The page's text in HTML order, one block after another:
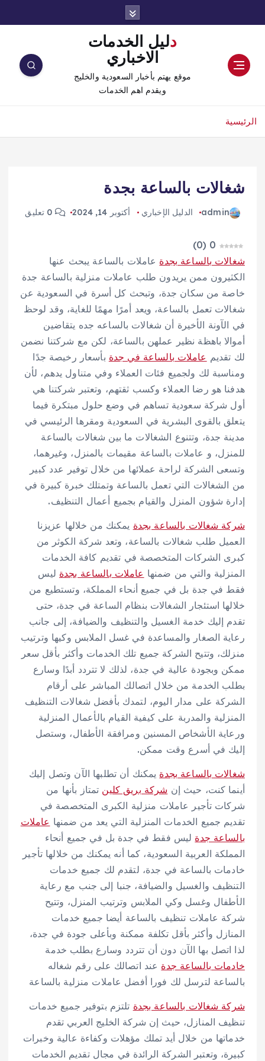
دليل الخدمات
الاخباري
موقع يهتم بأخبار السعودية والخليج
ويقدم اهم الخدمات
الرئيسية
شغالات بالساعة بجدة
admin الدليل الإخباري أكتوبر 14, 2024
0
(
0
)
شغالات بالساعة بجدة عاملات بالساعة يبحث عنها
الكثيرون ممن يريدون طلب عاملات منزلية بالساعة جدة
خاصة من سكان جدة، وتبحث كل أسرة في السعودية عن
شغالات تعمل بالساعة، ويعد أمرًا مهمًا للغاية، وقد لوحظ
في الآونة الأخيرة أن شغالات بالساعه جده يتقاضين
أموالا باهظة نظير عملهن بالساعة، لكن مع شركتنا نضمن
لك تقديم عاملات بالساعة في جدة بأسعار رخيصة جدًا
ومناسبة لك ولجميع فئات العملاء وفي متناول يدهم، لأن
هدفنا هو رضا العملاء وكسب ثقتهم، وتعتبر شركتنا هي
أول شركة سعودية تساهم في وضع حلول مبتكرة فيما
يتعلق بالقوى البشرية في السعودية ومقرها الرئيسي في
مدينة جدة، وتتنوع الشغالات ما بين شغالات بالساعة
للمنزل، و عاملات بالساعة مقيمات بالمنزل، وغيرهما،
وتسعى الشركة لراحة عملائها من خلال توفير عدد كبير
من الشغالات التي تعمل بالساعة وتمتلك خبرة كبيرة في
إدارة شؤون المنزل والقيام بجميع أعمال التنظيف.
شركة شغالات بالساعة بجدة يمكنك من خلالها عزيزنا
العميل طلب شغالات بالساعة، وتعد شركة الكوثر من
كبرى الشركات المتخصصة في تقديم كافة الخدمات
المنزلية والتي من ضمنها عاملات بالساعة بجدة ليس
فقط في جدة بل في جميع أنحاء المملكة، وتستطيع من
خلالها استئجار الشغالات بنظام الساعة في جدة، حتى
تقدم إليك خدمة الغسيل والتنظيف والضيافة، إلى جانب
رعاية الصغار والمساعدة في غسل الملابس وكيها وترتيب
منزلك، وتتيح الشركة جميع تلك الخدمات وأكثر بأقل سعر
ممكن وبجودة عالية في جدة، لذلك لا تتردد أبدًا وسارع
بطلب الخدمة من خلال اتصالك المباشر على أرقام
الشركة على مدار اليوم، لتمدك بأفضل شغالات التنظيف
المنزلية والمدربة على كيفية القيام بالأعمال المنزلية
ورعاية الأشخاص المسنين ومرافقة الأطفال، وستصل
إليك في أسرع وقت ممكن.
شغالات بالساعة بجدة يمكنك أن تطلبها الآن وتصل إليك
أينما كنت، حيث إن شركة بريق كلين تمتاز بأنها من
شركات تأجير عاملات منزلية الكبرى المتخصصة في
تقديم جميع الخدمات المنزلية التي يعد من ضمنها عاملات
بالساعة جدة ليس فقط في جدة بل في جميع أنحاء
المملكة العربية السعودية، كما أنه يمكنك من خلالها تأجير
خادمات بالساعة في جدة، لتقدم لك جميع خدمات
التنظيف والغسيل والضيافة، جنبا إلى جنب مع رعاية
الأطفال وغسل وكي الملابس وترتيب المنزل، وتتيح
شركة عاملات تنظيف بالساعة أيضا جميع خدمات
المنازل وأكثر بأقل تكلفة ممكنة وبأعلى جودة في جدة،
لذا اتصل بها الآن دون أن تتردد وسارع بطلب خدمة
خادمات بالساعة جدة عند اتصالك على رقم شغاله
بالساعة لترسل لك فورا أفضل عاملات منزلية بالساعة
شركة شغالات بالساعة بجدة تلتزم بتوفير جميع خدمات
تنظيف المنازل، حيث إن شركة الخليج العربي تقدم
خدماتها من خلال أيد تملك مؤهلات وكفاءة عالية وخبرات
كبيرة، وتعتبر الشركة الرائدة في مجال تقديم الخدمات